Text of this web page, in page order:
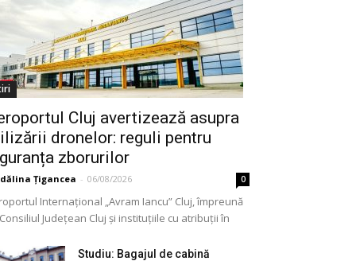
Cluj avertizează asupra
dronelor: reguli pentru
zborurilor
Țigancea - 06/08/2026 0
Internațional „Avram Iancu” Cluj, împreună
Județean Cluj și instituțiile cu atribuții în
Studiu: Bagajul de cabină